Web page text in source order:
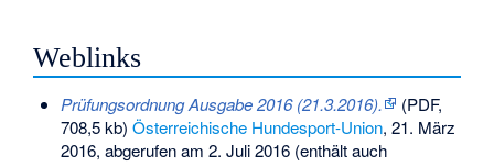
Weblinks
Prüfungsordnung Ausgabe 2016 (21.3.2016).
(PDF,
708,5 kb) Österreichische Hundesport-Union, 21. März
2016, abgerufen am 2. Juli 2016(enthält auch